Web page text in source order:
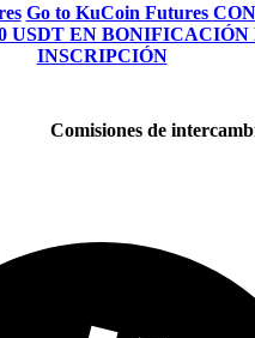
Go to KuCoin Futures
USDT EN BONIFICACIÓN
INSCRIPCIÓN
Comisiones de